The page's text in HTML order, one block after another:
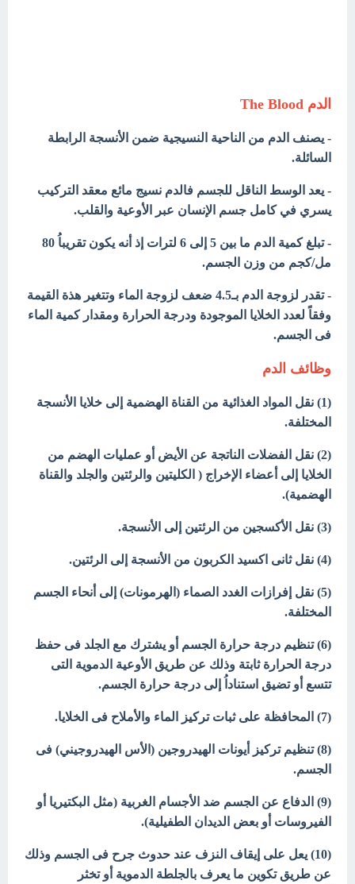
الدم The Blood
- يصنف الدم من الناحية النسيجية ضمن الأنسجة الرابطة
السائلة.
- يعد الوسط الناقل للجسم فالدم نسيج مائع معقد التركيب
يسري في كامل جسم الإنسان عبر الأوعية والقلب.
- تبلغ كمية الدم ما بين 5 إلى 6 لترات إذ أنه يكون تقريباُ 80
مل/كجم من وزن الجسم.
- تقدر لزوجة الدم بـ4.5 ضعف لزوجة الماء وتتغير هذة القيمة
وفقاً لعدد الخلايا الموجودة ودرجة الحرارة ومقدار كمية الماء
فى الجسم.
وظائف الدم
(1) نقل المواد الغذائية من القناة الهضمية إلى خلايا الأنسجة
المختلفة.
(2) نقل الفضلات الناتجة عن الأيض أو عمليات الهضم من
الخلايا إلى أعضاء الإخراج ( الكليتين والرئتين والجلد والقناة
الهضمية).
(3) نقل الأكسجين من الرئتين إلى الأنسجة.
(4) نقل ثانى اكسيد الكربون من الأنسجة إلى الرئتين.
(5) نقل إفرازات الغدد الصماء (الهرمونات) إلى أنحاء الجسم
المختلفة.
(6) تنظيم درجة حرارة الجسم أو يشترك مع الجلد فى حفظ
درجة الحرارة ثابتة وذلك عن طريق الأوعية الدموية التى
تتسع أو تضيق استناداُ إلى درجة حرارة الجسم.
(7) المحافظة على ثبات تركيز الماء والأملاح فى الخلايا.
(8) تنظيم تركيز أيونات الهيدروجين (الأس الهيدروجيني) فى
الجسم.
(9) الدفاع عن الجسم ضد الأجسام الغربية (مثل البكتيريا أو
الفيروسات أو بعض الديدان الطفيلية).
(10) يعل على إيقاف النزف عند حدوث جرح فى الجسم وذلك
عن طريق تكوين ما يعرف بالجلطة الدموية أو تخثر